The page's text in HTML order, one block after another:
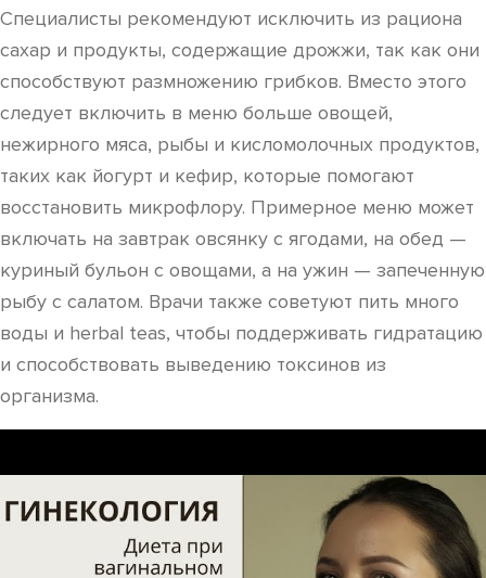
Специалисты рекомендуют исключить из рациона
сахар и продукты, содержащие дрожжи, так как они
способствуют размножению грибков. Вместо этого
следует включить в меню больше овощей,
нежирного мяса, рыбы и кисломолочных продуктов,
таких как йогурт и кефир, которые помогают
восстановить микрофлору. Примерное меню может
включать на завтрак овсянку с ягодами, на обед —
куриный бульон с овощами, а на ужин — запеченную
рыбу с салатом. Врачи также советуют пить много
воды и herbal teas, чтобы поддерживать гидратацию
и способствовать выведению токсинов из
организма.